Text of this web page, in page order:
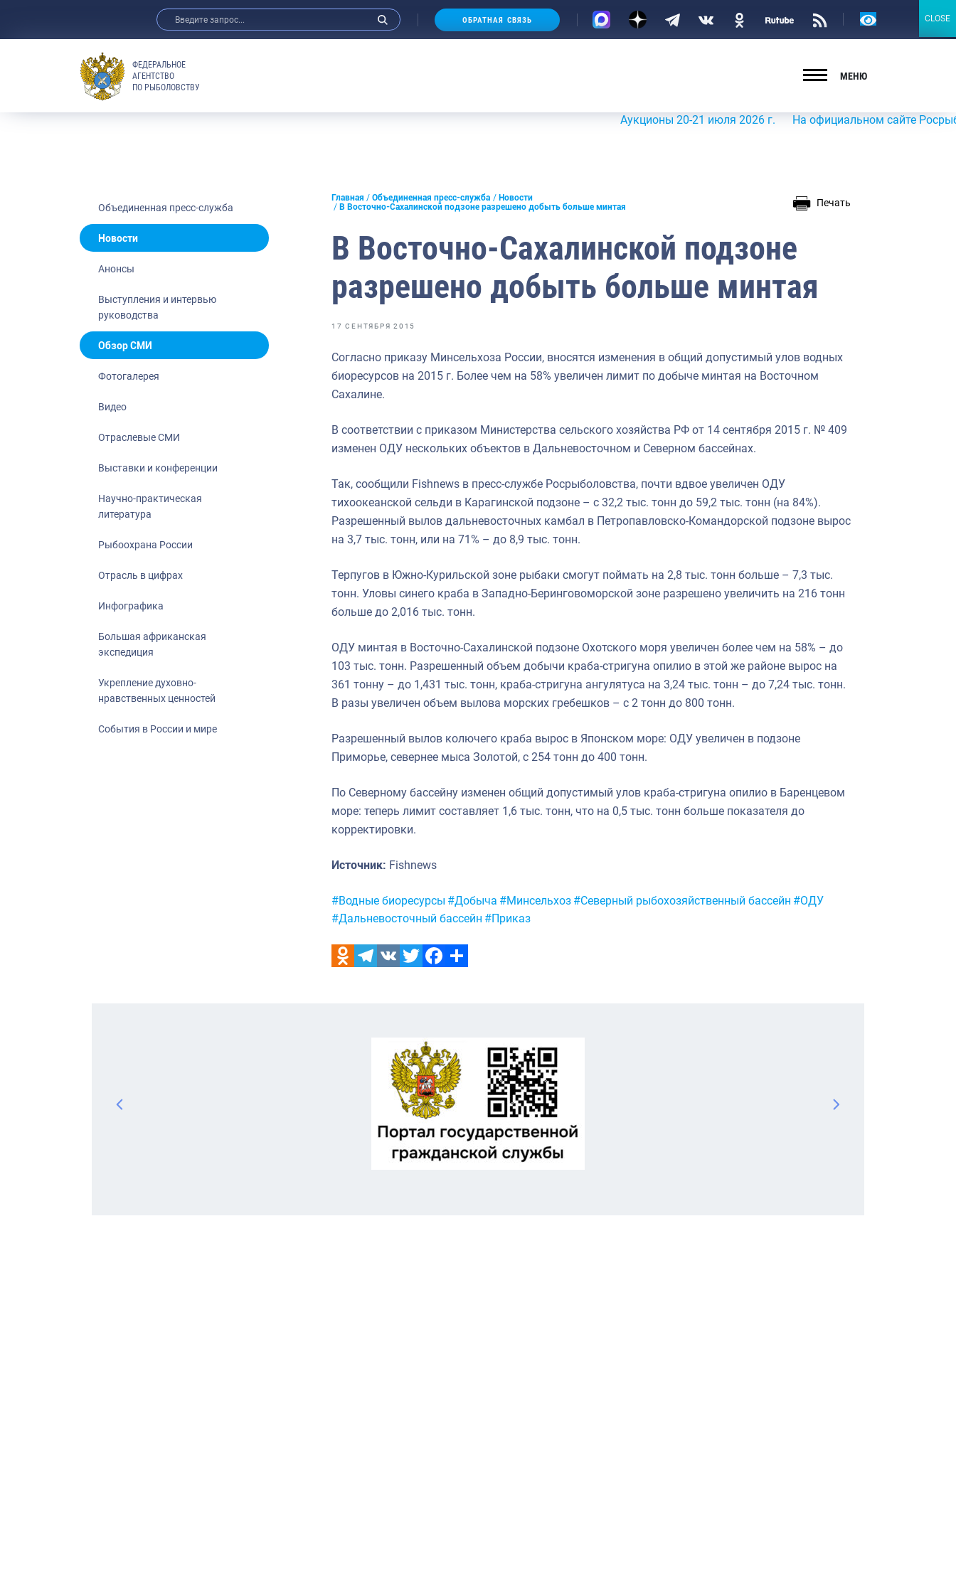
Анонсы
Отраслевые СМИ
Выставки и конференции
Рыбоохрана России
Инфографика
Большая африканская экспедиция
Укрепление духовно-нравственных
События в России и мире
ОБРАТНАЯ СВЯЗЬ
Версия
ФЕДЕРАЛЬНОЕ
АГЕНТСТВО
ПО РЫБОЛОВСТВУ
МЕНЮ
Аукционы 20-21 июля 2026 г. На официальном сайте
Объединенная пресс-служба
Новости
Анонсы
Выступления и интервью
руководства
Обзор СМИ
Фотогалерея
Видео
Отраслевые СМИ
Выставки и конференции
Научно-практическая
литература
Рыбоохрана России
Отрасль в цифрах
Инфографика
Большая африканская
экспедиция
Укрепление духовно-
нравственных ценностей
События в России и мире
Главная Объединенная пресс-служба
Новости
В Восточно-Сахалинской подзоне разрешено добыть больше минтая
Печать
В Восточно-Сахалинской подзоне
разрешено добыть больше минтая
17 СЕНТЯБРЯ 2015
Согласно приказу Минсельхоза России, вносятся изменения в общий допустимый улов водных
биоресурсов на 2015 г. Более чем на 58% увеличен лимит по добыче минтая на Восточном
Сахалине.
В соответствии с приказом Министерства сельского хозяйства РФ от 14 сентября 2015 г. № 409
изменен ОДУ нескольких объектов в Дальневосточном и Северном бассейнах.
Так, сообщили Fishnews в пресс-службе Росрыболовства, почти вдвое увеличен ОДУ
тихоокеанской сельди в Карагинской подзоне – с 32,2 тыс. тонн до 59,2 тыс. тонн (на 84%).
Разрешенный вылов дальневосточных камбал в Петропавловско-Командорской подзоне вырос
на 3,7 тыс. тонн, или на 71% – до 8,9 тыс. тонн.
Терпугов в Южно-Курильской зоне рыбаки смогут поймать на 2,8 тыс. тонн больше – 7,3 тыс.
тонн. Уловы синего краба в Западно-Беринговоморской зоне разрешено увеличить на 216 тонн
больше до 2,016 тыс. тонн.
ОДУ минтая в Восточно-Сахалинской подзоне Охотского моря увеличен более чем на 58% – до
103 тыс. тонн. Разрешенный объем добычи краба-стригуна опилио в этой же районе вырос на
361 тонну – до 1,431 тыс. тонн, краба-стригуна ангулятуса на 3,24 тыс. тонн – до 7,24 тыс. тонн.
В разы увеличен объем вылова морских гребешков – с 2 тонн до 800 тонн.
Разрешенный вылов колючего краба вырос в Японском море: ОДУ увеличен в подзоне
Приморье, севернее мыса Золотой, с 254 тонн до 400 тонн.
По Северному бассейну изменен общий допустимый улов краба-стригуна опилио в Баренцевом
море: теперь лимит составляет 1,6 тыс. тонн, что на 0,5 тыс. тонн больше показателя до
корректировки.
Источник: Fishnews
Метки:
#Водные биоресурсы #Добыча #Минсельхоз #Северный рыбохозяйственный бассейн #ОДУ
#Дальневосточный бассейн #Приказ
CLOSE
CLOSE